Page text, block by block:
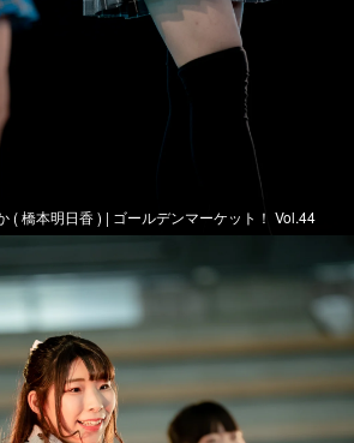
( 橋本明日香 ) | ゴールデンマーケット！ Vol.44